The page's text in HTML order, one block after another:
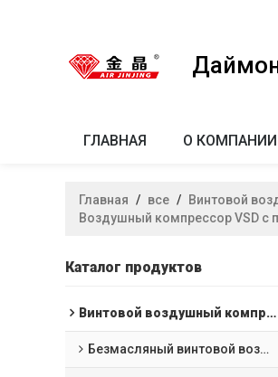
ГЛАВНАЯ О КОМПАНИИ
Главная / все / Винтовой
Воздушный компрессор VSD
Каталог продуктов
Винтовой воздушный компрессор
Безмасляный винтовой воздушный компрессор